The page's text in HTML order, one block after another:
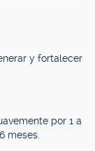
y fortalecer
por 1 a
meses.